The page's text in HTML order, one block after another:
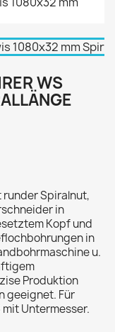
WS
runder Spiralnut,
in
Kopf und
in
u.
Produktion
geeignet. Für
Untermesser.